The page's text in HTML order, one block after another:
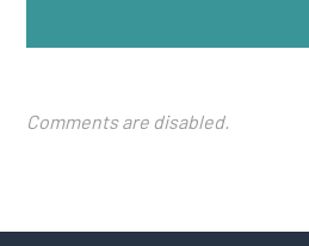
Comments are disabled.